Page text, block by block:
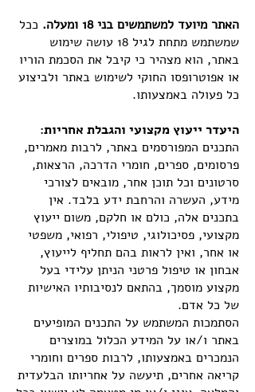
האתר מיועד למשתמשים בני 18 ומעלה.
ככל
שמשתמש מתחת לגיל 18 עושה שימוש
באתר, הוא מצהיר כי קיבל את הסכמת הוריו
או אפוטרופסו החוקי לשימוש באתר ולביצוע
כל פעולה באמצעותו.
היעדר ייעוץ מקצועי והגבלת אחריות:
התכנים המפורסמים באתר, לרבות מאמרים,
פרסומים, ספרים, חומרי הדרכה, הרצאות,
סרטונים וכל תוכן אחר, מובאים לצורכי
מידע, העשרה והרחבת ידע בלבד. אין
בתכנים אלה, כולם או חלקם, משום ייעוץ
מקצועי, פסיכולוגי, טיפולי, רפואי, משפטי
או אחר, ואין לראות בהם תחליף לייעוץ,
אבחון או טיפול פרטני הניתן עלידי בעל
מקצוע מוסמך, בהתאם לנסיבותיו האישיות
של כל אדם.
הסתמכות המשתמש על התכנים המופיעים
באתר ו/או על המידע הכלול במוצרים
הנמכרים באמצעותו, לרבות ספרים וחומרי
קריאה אחרים, תיעשה על אחריותו הבלעדית